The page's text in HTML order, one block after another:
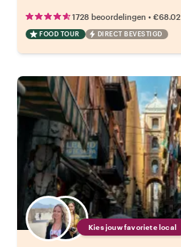
1728 beoordelingen • €68.02
FOOD TOUR DIRECT BEVESTIGD
Kies jouw favoriete local